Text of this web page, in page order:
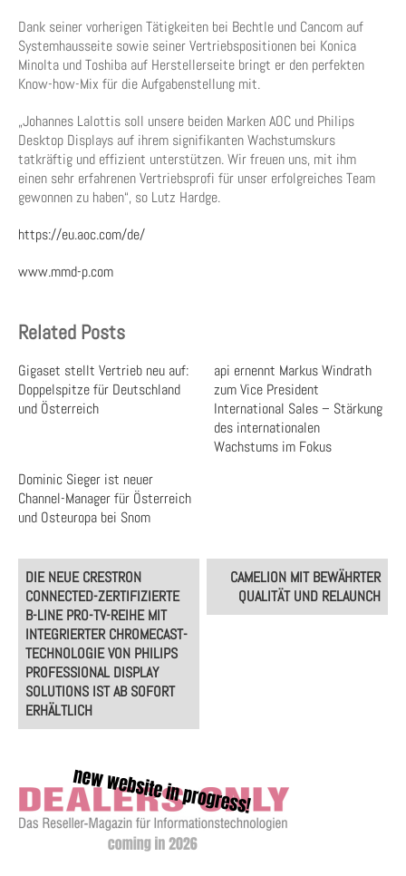
Dank seiner vorherigen Tätigkeiten bei Bechtle und Cancom auf
Systemhausseite sowie seiner Vertriebspositionen bei Konica
Minolta und Toshiba auf Herstellerseite bringt er den perfekten
Know-how-Mix für die Aufgabenstellung mit.
„Johannes Lalottis soll unsere beiden Marken AOC und Philips
Desktop Displays auf ihrem signifikanten Wachstumskurs
tatkräftig und effizient unterstützen. Wir freuen uns, mit ihm
einen sehr erfahrenen Vertriebsprofi für unser erfolgreiches Team
gewonnen zu haben“, so Lutz Hardge.
https://eu.aoc.com/de/
www.mmd-p.com
Related Posts
Gigaset stellt Vertrieb neu auf:
Doppelspitze für Deutschland
und Österreich
api ernennt Markus Windrath
zum Vice President
International Sales – Stärkung
des internationalen
Wachstums im Fokus
Dominic Sieger ist neuer
Channel-Manager für Österreich
und Osteuropa bei Snom
Post
navigation
DIE NEUE CRESTRON
CONNECTED-ZERTIFIZIERTE
B-LINE PRO-TV-REIHE MIT
INTEGRIERTER CHROMECAST-
TECHNOLOGIE VON PHILIPS
PROFESSIONAL DISPLAY
SOLUTIONS IST AB SOFORT
ERHÄLTLICH
CAMELION MIT BEWÄHRTER
QUALITÄT UND RELAUNCH